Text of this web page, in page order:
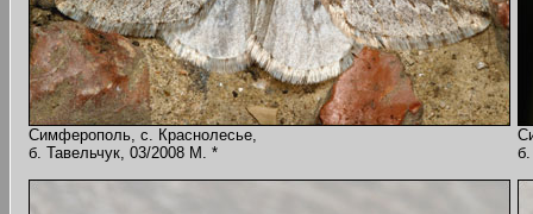
Симферополь, с. Краснолесье,
б. Тавельчук, 03/2008 M. *